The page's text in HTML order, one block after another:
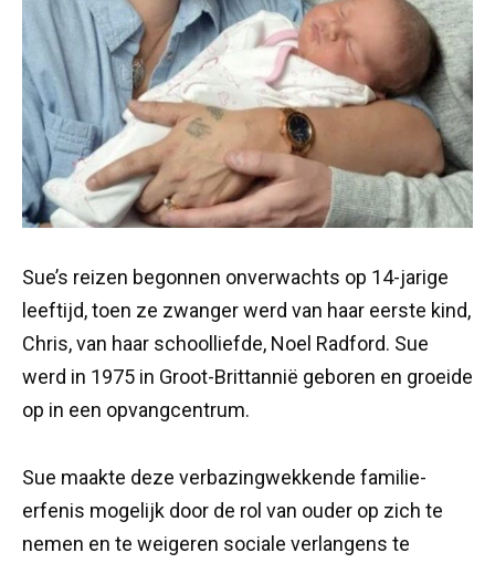
Sue’s reizen begonnen onverwachts op 14-jarige
leeftijd, toen ze zwanger werd van haar eerste kind,
Chris, van haar schoolliefde, Noel Radford. Sue
werd in 1975 in Groot-Brittannië geboren en groeide
op in een opvangcentrum.
Sue maakte deze verbazingwekkende familie-
erfenis mogelijk door de rol van ouder op zich te
nemen en te weigeren sociale verlangens te